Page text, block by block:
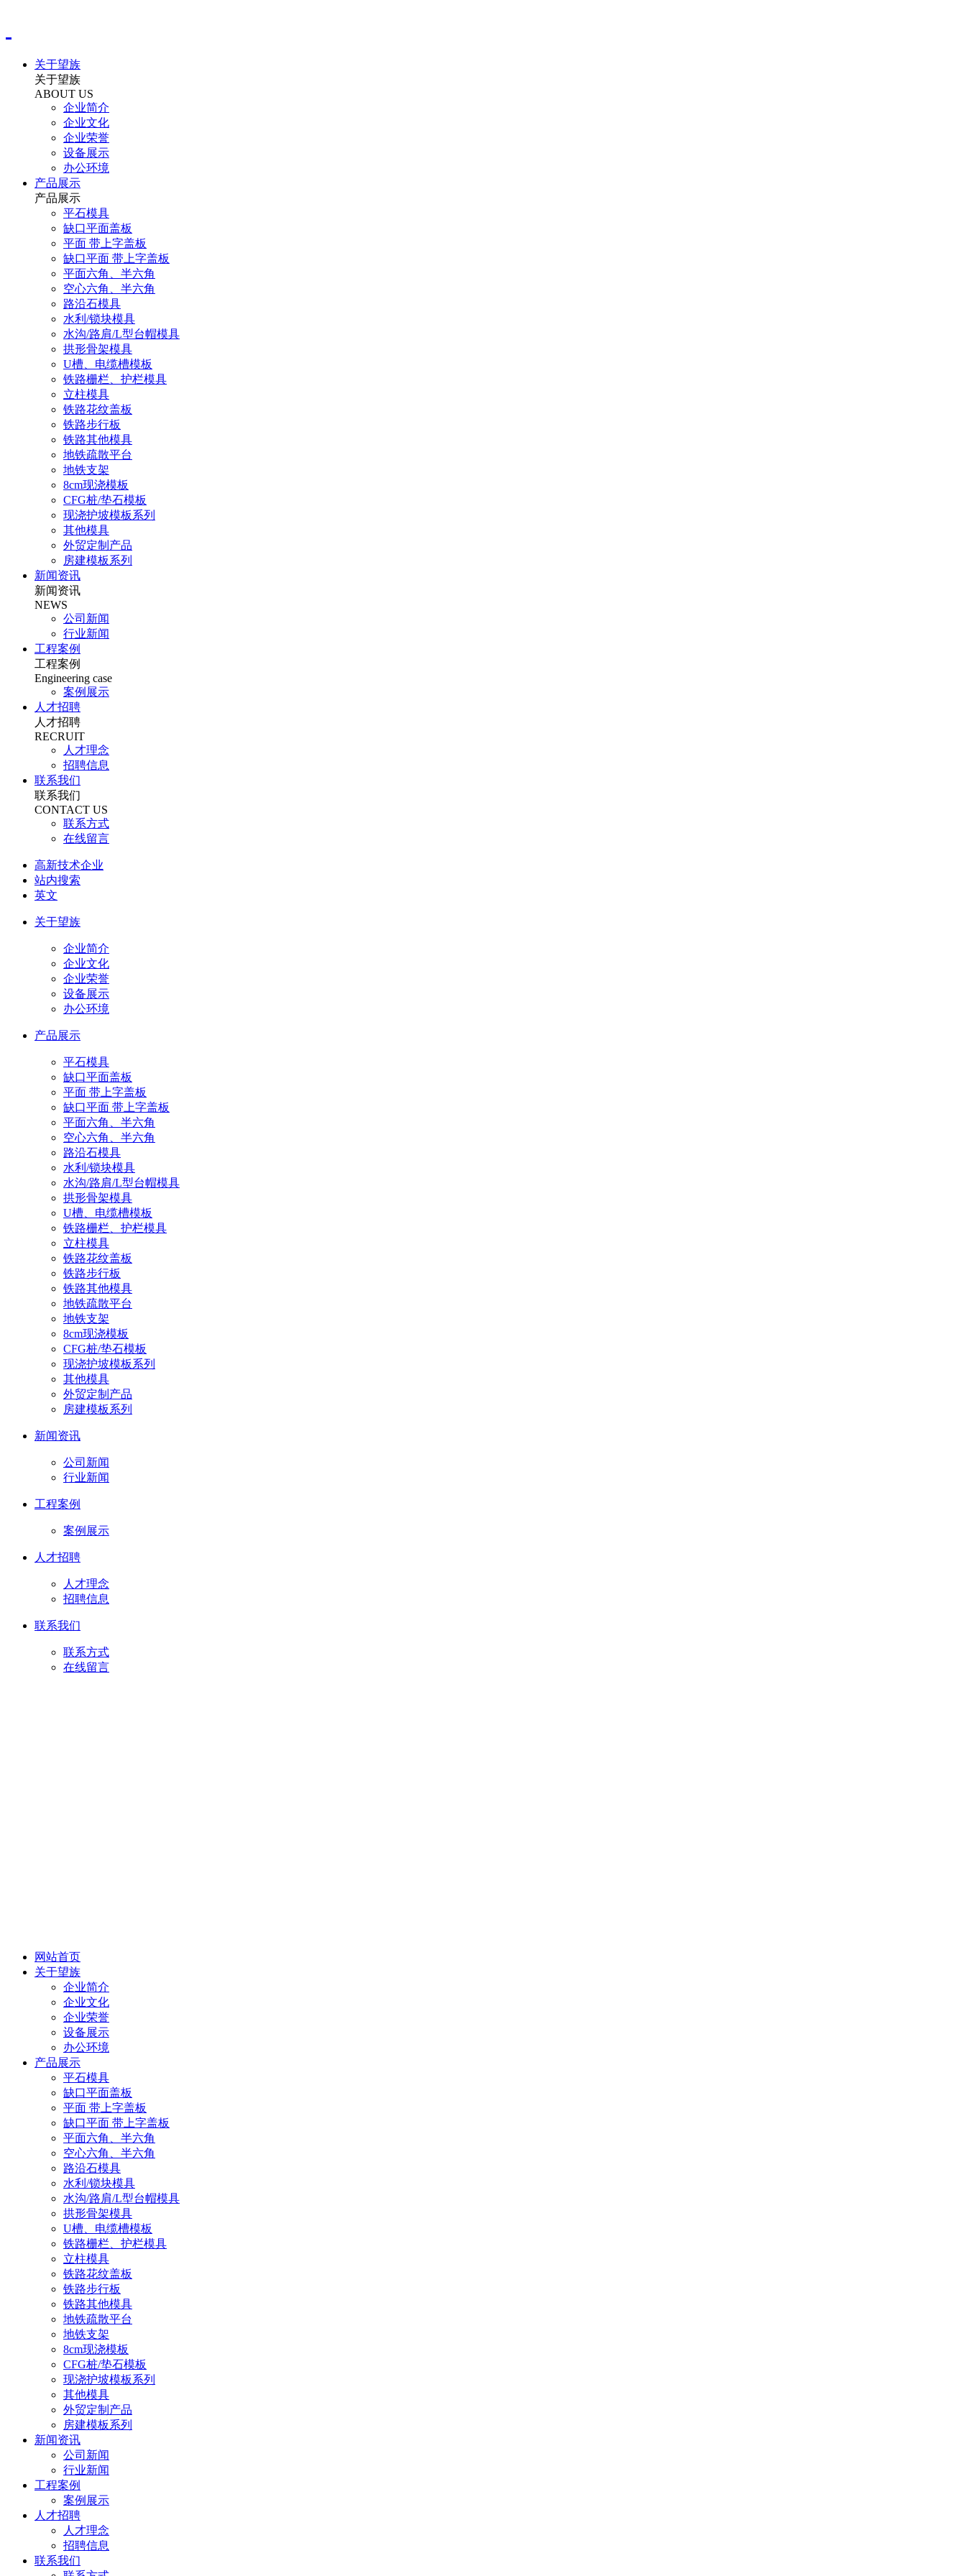
关于望族
关于望族
ABOUT US
企业简介
企业文化
企业荣誉
设备展示
办公环境
产品展示
产品展示
平石模具
缺口平面盖板
平面 带上字盖板
缺口平面 带上字盖板
平面六角、半六角
空心六角、半六角
路沿石模具
水利/锁块模具
水沟/路肩/L型台帽模具
拱形骨架模具
U槽、电缆槽模板
铁路栅栏、护栏模具
立柱模具
铁路花纹盖板
铁路步行板
铁路其他模具
地铁疏散平台
地铁支架
8cm现浇模板
CFG桩/垫石模板
现浇护坡模板系列
其他模具
外贸定制产品
房建模板系列
新闻资讯
新闻资讯
NEWS
公司新闻
行业新闻
工程案例
工程案例
Engineering case
案例展示
人才招聘
人才招聘
RECRUIT
人才理念
招聘信息
联系我们
联系我们
CONTACT US
联系方式
在线留言
高新技术企业
站内搜索
英文
关于望族
企业简介
企业文化
企业荣誉
设备展示
办公环境
产品展示
平石模具
缺口平面盖板
平面 带上字盖板
缺口平面 带上字盖板
平面六角、半六角
空心六角、半六角
路沿石模具
水利/锁块模具
水沟/路肩/L型台帽模具
拱形骨架模具
U槽、电缆槽模板
铁路栅栏、护栏模具
立柱模具
铁路花纹盖板
铁路步行板
铁路其他模具
地铁疏散平台
地铁支架
8cm现浇模板
CFG桩/垫石模板
现浇护坡模板系列
其他模具
外贸定制产品
房建模板系列
新闻资讯
公司新闻
行业新闻
工程案例
案例展示
人才招聘
人才理念
招聘信息
联系我们
联系方式
在线留言
网站首页
关于望族
企业简介
企业文化
企业荣誉
设备展示
办公环境
产品展示
平石模具
缺口平面盖板
平面 带上字盖板
缺口平面 带上字盖板
平面六角、半六角
空心六角、半六角
路沿石模具
水利/锁块模具
水沟/路肩/L型台帽模具
拱形骨架模具
U槽、电缆槽模板
铁路栅栏、护栏模具
立柱模具
铁路花纹盖板
铁路步行板
铁路其他模具
地铁疏散平台
地铁支架
8cm现浇模板
CFG桩/垫石模板
现浇护坡模板系列
其他模具
外贸定制产品
房建模板系列
新闻资讯
公司新闻
行业新闻
工程案例
案例展示
人才招聘
人才理念
招聘信息
联系我们